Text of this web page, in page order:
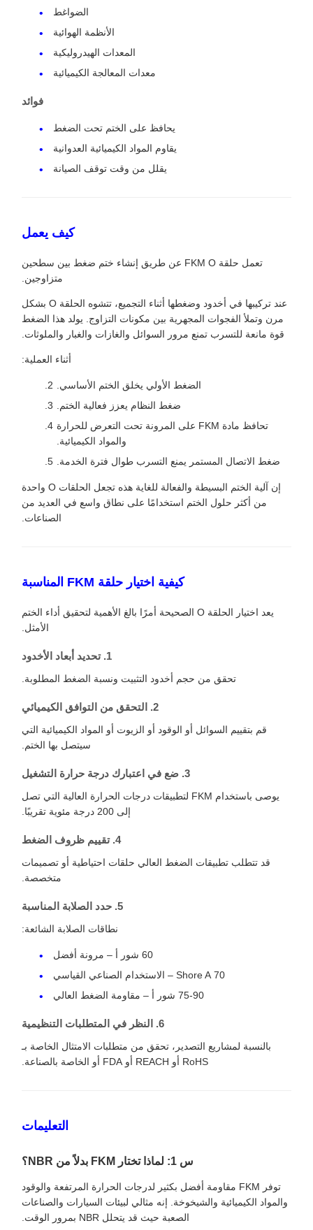
الضواغط
الأنظمة الهوائية
المعدات الهيدروليكية
معدات المعالجة الكيميائية
فوائد
يحافظ على الختم تحت الضغط
يقاوم المواد الكيميائية العدوانية
يقلل من وقت توقف الصيانة
كيف يعمل
تعمل حلقة FKM O عن طريق إنشاء ختم ضغط بين سطحين
متزاوجين.
عند تركيبها في أخدود وضغطها أثناء التجميع، تتشوه الحلقة O بشكل
مرن وتملأ الفجوات المجهرية بين مكونات التزاوج. يولد هذا الضغط
قوة مانعة للتسرب تمنع مرور السوائل والغازات والغبار والملوثات.
أثناء العملية:
الضغط الأولي يخلق الختم الأساسي.
ضغط النظام يعزز فعالية الختم.
تحافظ مادة FKM على المرونة تحت التعرض للحرارة
والمواد الكيميائية.
ضغط الاتصال المستمر يمنع التسرب طوال فترة الخدمة.
إن آلية الختم البسيطة والفعالة للغاية هذه تجعل الحلقات O واحدة
من أكثر حلول الختم استخدامًا على نطاق واسع في العديد من
الصناعات.
كيفية اختيار حلقة FKM المناسبة
يعد اختيار الحلقة O الصحيحة أمرًا بالغ الأهمية لتحقيق أداء الختم
الأمثل.
1. تحديد أبعاد الأخدود
تحقق من حجم أخدود التثبيت ونسبة الضغط المطلوبة.
2. التحقق من التوافق الكيميائي
قم بتقييم السوائل أو الوقود أو الزيوت أو المواد الكيميائية التي
سيتصل بها الختم.
3. ضع في اعتبارك درجة حرارة التشغيل
يوصى باستخدام FKM لتطبيقات درجات الحرارة العالية التي تصل
إلى 200 درجة مئوية تقريبًا.
4. تقييم ظروف الضغط
قد تتطلب تطبيقات الضغط العالي حلقات احتياطية أو تصميمات
متخصصة.
5. حدد الصلابة المناسبة
نطاقات الصلابة الشائعة:
60 شور أ – مرونة أفضل
70 Shore A – الاستخدام الصناعي القياسي
75-90 شور أ – مقاومة الضغط العالي
6. النظر في المتطلبات التنظيمية
بالنسبة لمشاريع التصدير، تحقق من متطلبات الامتثال الخاصة بـ
RoHS أو REACH أو FDA أو الخاصة بالصناعة.
التعليمات
س 1: لماذا تختار FKM بدلاً من NBR؟
توفر FKM مقاومة أفضل بكثير لدرجات الحرارة المرتفعة والوقود
والمواد الكيميائية والشيخوخة. إنه مثالي لبيئات السيارات والصناعات
الصعبة حيث قد يتحلل NBR بمرور الوقت.